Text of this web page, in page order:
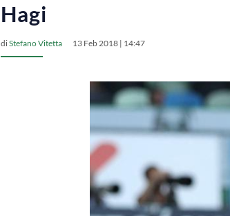
Hagi
diStefano Vitetta 13 Feb 2018 | 14:47